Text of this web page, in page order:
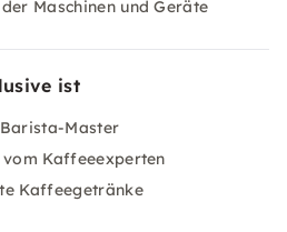
Maschinen und Geräte
ist
Master
Kaffeeexperten
Kaffeegetränke